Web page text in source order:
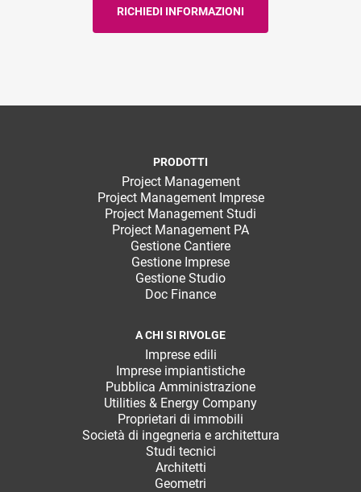
PRODOTTI
Project Management
Project Management Imprese
Project Management Studi
Project Management PA
Gestione Cantiere
Gestione Imprese
Gestione Studio
Doc Finance
A CHI SI RIVOLGE
Imprese edili
Imprese impiantistiche
Pubblica Amministrazione
Utilities & Energy Company
Proprietari di immobili
Società di ingegneria e architettura
Studi tecnici
Architetti
Geometri